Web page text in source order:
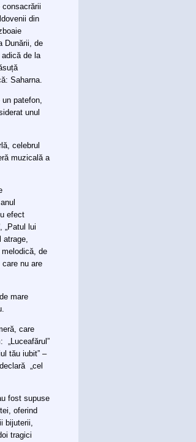
din
Dunării, de
de la
Saharna.
patefon,
unul
celebrul
muzicală a
efect
„Patul lui
atrage,
de
nu are
mare
care
„Luceafărul”
tău iubit” –
„cel
fost supuse
oferind
bijuterii,
tragici